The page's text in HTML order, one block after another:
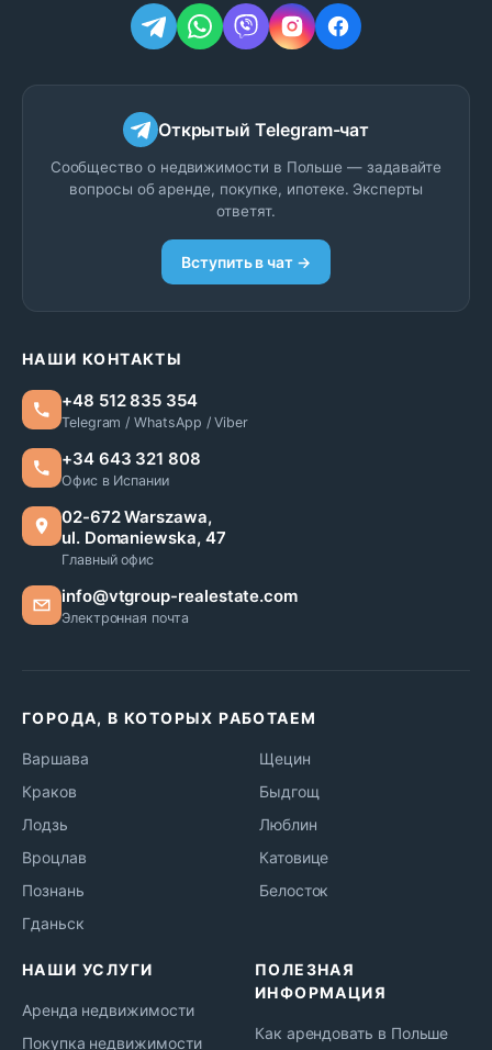
Открытый Telegram-чат
Сообщество о недвижимости в Польше — задавайте
вопросы об аренде, покупке, ипотеке. Эксперты
ответят.
Вступить в чат →
НАШИ КОНТАКТЫ
+48 512 835 354
Telegram / WhatsApp / Viber
+34 643 321 808
Офис в Испании
02-672 Warszawa,
ul. Domaniewska, 47
Главный офис
info@vtgroup-realestate.com
Электронная почта
ГОРОДА, В КОТОРЫХ РАБОТАЕМ
Варшава
Краков
Лодзь
Вроцлав
Познань
Гданьск
Щецин
Быдгощ
Люблин
Катовице
Белосток
НАШИ УСЛУГИ
Аренда недвижимости
Покупка недвижимости
ПОЛЕЗНАЯ
ИНФОРМАЦИЯ
Как арендовать в Польше